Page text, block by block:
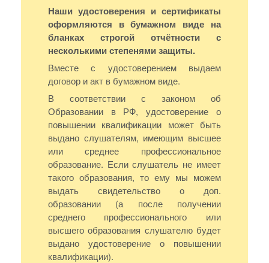
Наши удостоверения и сертификаты
оформляются в бумажном виде на
бланках строгой отчётности с
несколькими степенями защиты.
Вместе с удостоверением выдаем
договор и акт в бумажном виде.
В соответствии с законом об
Образовании в РФ, удостоверение о
повышении квалификации может быть
выдано слушателям, имеющим высшее
или среднее профессиональное
образование. Если слушатель не имеет
такого образования, то ему мы можем
выдать свидетельство о доп.
образовании (а после получении
среднего профессионального или
высшего образования слушателю будет
выдано удостоверение о повышении
квалификации).